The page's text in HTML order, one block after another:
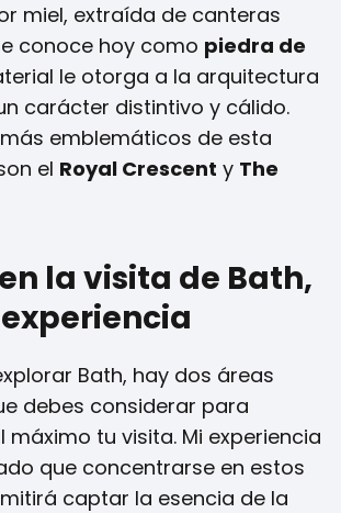
miel, extraída de canteras
conoce hoy como piedra de
le otorga a la arquitectura
carácter distintivo y cálido.
emblemáticos de esta
el Royal Crescent y The
la visita de Bath,
Bath, hay dos áreas
debes considerar para
máximo tu visita. Mi experiencia
que concentrarse en estos
captar la esencia de la